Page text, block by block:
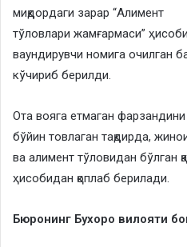
миқдордаги зарар “Алимент
тўловлари жамғармаси”
ваундирувчи номига очилган
кўчириб берилди.
Ота вояга етмаган
бўйин товлаган тақдирда,
ва алимент тўловидан бўлган
ҳисобидан қоплаб берилади.
Бюронинг Бухоро вилояти